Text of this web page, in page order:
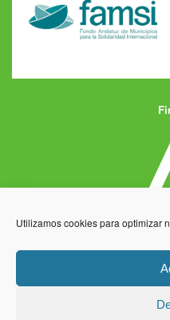
Utilizamos cookies para optimizar